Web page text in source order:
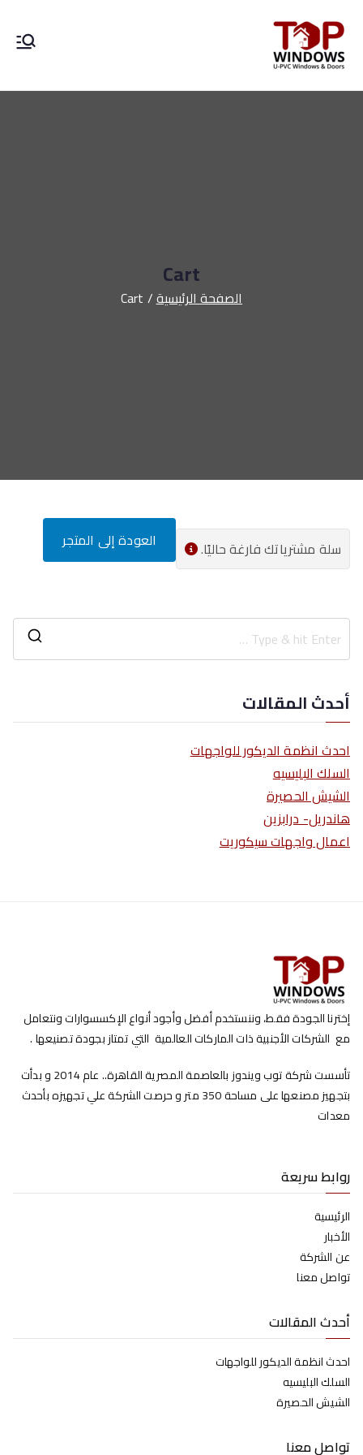
Cart
الصفحة الرئيسية Cart
سلة مشترياتك فارغة حاليًا. العودة إلى المتجر
أحدث المقالات
احدث انظمة الديكور للواجهات
السلك البليسيه
الشيش الحصيرة
هاندريل- درابزين
اعمال واجهات سيكوريت
إخترنا الجودة فقط، وننستخدم أفضل وأجود أنواع الإكسسوارات ونتعامل
مع الشركات الأجنبية ذات الماركات العالمية التي تمتاز بجودة تصنيعها .
تأسست شركة توب ويندوز بالعاصمة المصرية القاهرة.. عام 2014 و بدأت
بتجهيز مصنعها على مساحة 350 متر و حرصت الشركة علي تجهيزه بأحدث
معدات
روابط سريعة
الرئيسية
الأخبار
عن الشركة
تواصل معنا
أحدث المقالات
احدث انظمة الديكور للواجهات
السلك البليسيه
الشيش الحصيرة
تواصل معنا